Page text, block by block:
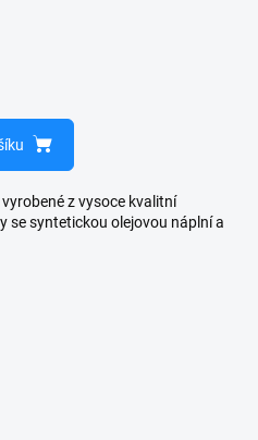
z vysoce kvalitní
se syntetickou olejovou náplní a